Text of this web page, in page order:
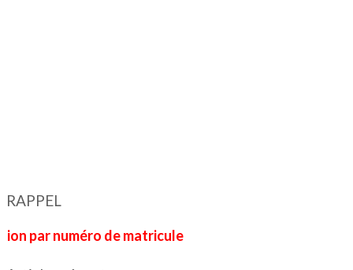
RAPPEL
de matricule